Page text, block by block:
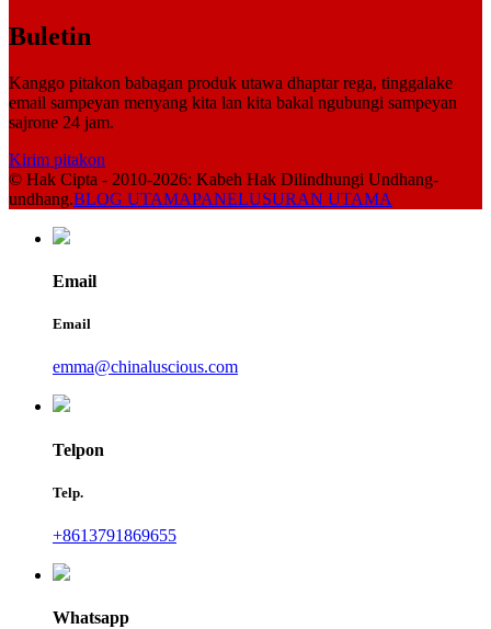
Buletin
Kanggo pitakon babagan produk utawa dhaptar rega, tinggalake
email sampeyan menyang kita lan kita bakal ngubungi sampeyan
sajrone 24 jam.
Kirim pitakon
© Hak Cipta - 2010-2026: Kabeh Hak Dilindhungi Undhang-
undhang.BLOG UTAMAPANELUSURAN UTAMA
Email
Email
emma@chinaluscious.com
Telpon
Telp.
+8613791869655
Whatsapp